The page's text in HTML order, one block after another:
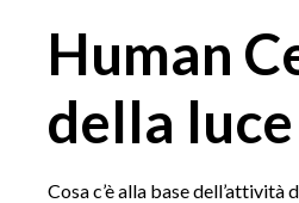
Human
della luce
Cosa c’è alla base dell’attività